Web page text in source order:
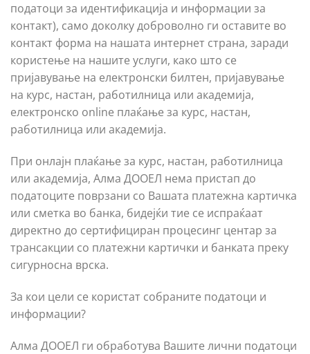
податоци за идентификација и информации за
контакт), само доколку доброволно ги оставите во
контакт форма на нашата интернет страна, заради
користење на нашите услуги, како што се
пријавување на електронски билтен, пријавување
на курс, настан, работилница или академија,
електронско online плаќање за курс, настан,
работилница или академија.
При онлајн плаќање за курс, настан, работилница
или академија, Алма ДООЕЛ нема пристап до
податоците поврзани со Вашата платежна картичка
или сметка во банка, бидејќи тие се испраќаат
директно до сертифициран процесинг центар за
трансакции со платежни картички и банката преку
сигурносна врска.
За кои цели се користат собраните податоци и
информации?
Алма ДООЕЛ ги обработува Вашите лични податоци